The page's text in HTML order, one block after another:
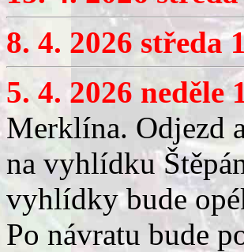
8. 4. 2026 středa
5. 4. 2026 neděle
Merklína. Odjezd
na vyhlídku
vyhlídky bude
Po návratu bude